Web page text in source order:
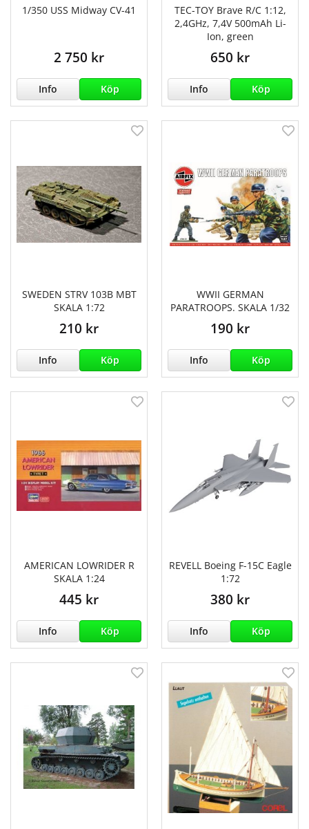
1/350 USS Midway CV-41
2 750 kr
Info Köp
TEC-TOY Brave R/C 1:12,
2,4GHz, 7,4V 500mAh Li-
Ion, green
650 kr
Info Köp
SWEDEN STRV 103B MBT
SKALA 1:72
210 kr
Info Köp
WWII GERMAN
PARATROOPS. SKALA 1/32
190 kr
Info Köp
AMERICAN LOWRIDER R
SKALA 1:24
445 kr
Info Köp
REVELL Boeing F-15C Eagle
1:72
380 kr
Info Köp